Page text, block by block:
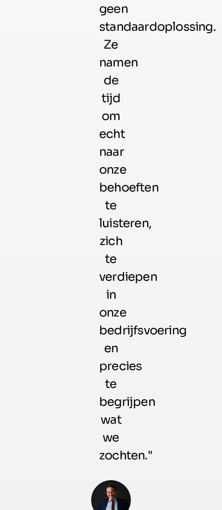
geen
standaardoplossing.
Ze
namen
de
tijd
om
echt
naar
onze
behoeften
te
luisteren,
zich
te
verdiepen
in
onze
bedrijfsvoering
en
precies
te
begrijpen
wat
we
zochten."